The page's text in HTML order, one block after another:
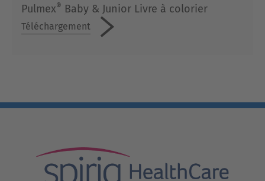
Pulmex® Baby & Junior Livre à colorier
Téléchargement